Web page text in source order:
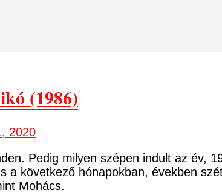
(1986)
2020
Pedig milyen szépen indult az év,
a következő hónapokban, években
Mohács.